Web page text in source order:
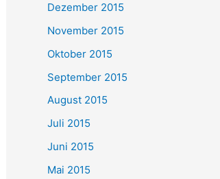
Dezember 2015
November 2015
Oktober 2015
September 2015
August 2015
Juli 2015
Juni 2015
Mai 2015